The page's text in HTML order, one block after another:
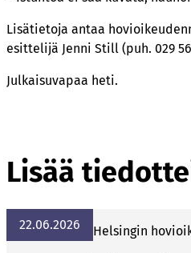
Lisätietoja antaa
esittelijä Jenni Still (puh. 029
Julkaisuvapaa heti.
Lisää
22.06.2026 Helsingin